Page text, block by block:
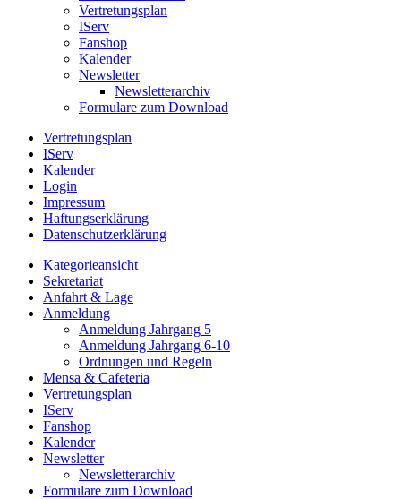
Vertretungsplan
IServ
Fanshop
Kalender
Newsletter
Newsletterarchiv
Formulare zum Download
Vertretungsplan
IServ
Kalender
Login
Impressum
Haftungserklärung
Datenschutzerklärung
Kategorieansicht
Sekretariat
Anfahrt & Lage
Anmeldung
Anmeldung Jahrgang 5
Anmeldung Jahrgang 6-10
Ordnungen und Regeln
Mensa & Cafeteria
Vertretungsplan
IServ
Fanshop
Kalender
Newsletter
Newsletterarchiv
Formulare zum Download